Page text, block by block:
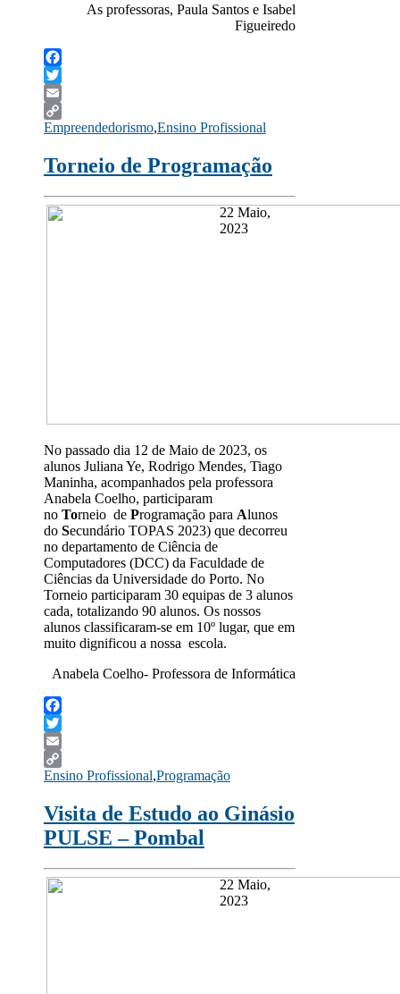
As professoras, Paula Santos e Isabel
Figueiredo
Facebook
Twitter
Email
Copy
Empreendedorismo,Ensino Profissional
Torneio de Programação
22 Maio,
2023
No passado dia 12 de Maio de 2023, os
alunos Juliana Ye, Rodrigo Mendes, Tiago
Maninha, acompanhados pela professora
Anabela Coelho, participaram
no Torneio de Programação para Alunos
do Secundário TOPAS 2023) que decorreu
no departamento de Ciência de
Computadores (DCC) da Faculdade de
Ciências da Universidade do Porto. No
Torneio participaram 30 equipas de 3 alunos
cada, totalizando 90 alunos. Os nossos
alunos classificaram-se em 10º lugar, que em
muito dignificou a nossa escola.
Anabela Coelho- Professora de Informática
Facebook
Twitter
Email
Copy
Ensino Profissional,Programação
Visita de Estudo ao Ginásio
PULSE – Pombal
22 Maio,
2023